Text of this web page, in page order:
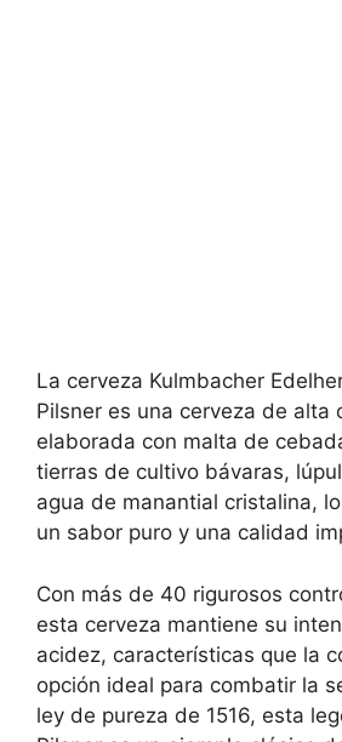
La cerveza Kulmbacher
Pilsner es una cerveza de alta
elaborada con malta de
tierras de cultivo bávaras,
agua de manantial cristalina,
un sabor puro y una calidad
Con más de 40 rigurosos
esta cerveza mantiene su
acidez, características que la
opción ideal para combatir la
ley de pureza de 1516, esta